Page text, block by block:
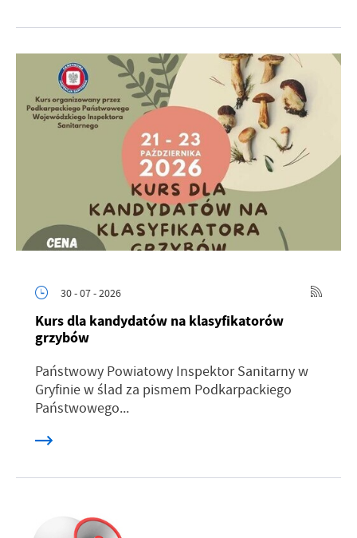
30 - 07 - 2026
Kurs dla kandydatów na klasyfikatorów
grzybów
Państwowy Powiatowy Inspektor Sanitarny w
Gryfinie w ślad za pismem Podkarpackiego
Państwowego...